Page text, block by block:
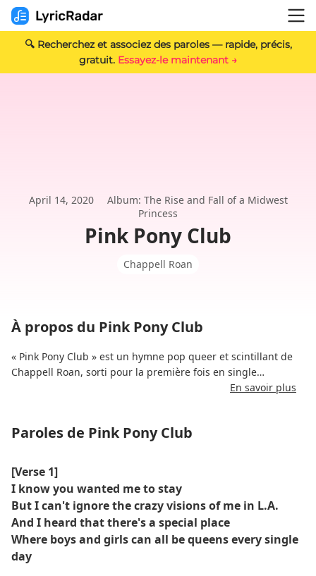
🔍 Recherchez et associez des paroles — rapide, précis,
gratuit. Essayez-le maintenant →
April 14, 2020
Album: The Rise and Fall of a Midwest
Princess
Pink Pony Club
Chappell Roan
À propos du Pink Pony Club
« Pink Pony Club » est un hymne pop queer et scintillant de
Chappell Roan, sorti pour la première fois en single
autonome en 2020 et présenté plus tard sur son premier
Les paroles de Pink Pony Club racontent l'histoire d'une jeune
Tennessee pour danser dans une boîte de nuit de West
Hollywood. Produit par Dan Nigro (connu pour son travail
avec Olivia Rodrigo), le morceau évoque le drame de la
power-pop du début des années 2010 avec des synthés
théâtraux, une batterie percutante et une narration pleine
d'émotion.
En savoir plus
Paroles de Pink Pony Club
[Verse 1]
I know you wanted me to stay
But I can't ignore the crazy visions of me in L.A.
And I heard that there's a special place
Where boys and girls can all be queens every single
day